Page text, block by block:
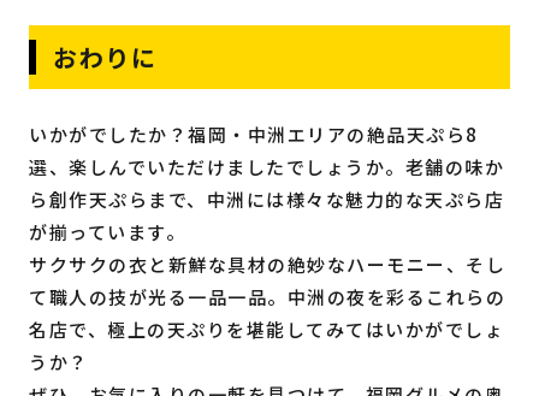
おわりに
いかがでしたか？福岡・中洲エリアの絶品天ぷら8
選、楽しんでいただけましたでしょうか。老舗の味か
ら創作天ぷらまで、中洲には様々な魅力的な天ぷら店
が揃っています。
サクサクの衣と新鮮な具材の絶妙なハーモニー、そし
て職人の技が光る一品一品。中洲の夜を彩るこれらの
名店で、極上の天ぷりを堪能してみてはいかがでしょ
うか？